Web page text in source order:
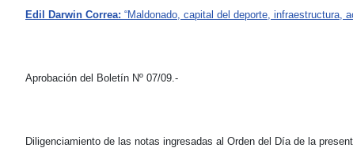
Edil Darwin Correa: “Maldonado, capital del deporte, infraestructura,
Aprobación del Boletín Nº 07/09.-
Diligenciamiento de las notas ingresadas al Orden del Día de la